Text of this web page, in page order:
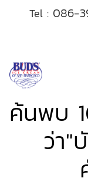
Tel : 086-
ค้นพบ
ว่า"